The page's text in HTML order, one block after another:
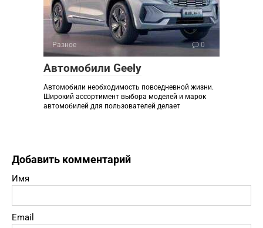
Разное 0
Автомобили Geely
Автомобили необходимость повседневной жизни.
Широкий ассортимент выбора моделей и марок
автомобилей для пользователей делает
Добавить комментарий
Имя
Email